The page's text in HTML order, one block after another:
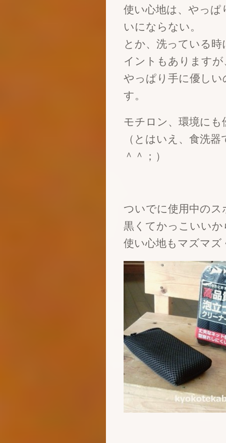
使い心地は、やっ
いにならない。
とか、洗っている
イントもありますが
やっぱり手に優し
す。
モチロン、環境にも
（とはいえ、食洗
＾＾；）
ついでに使用中のス
黒くてかっこいい
使い心地もマズマズ